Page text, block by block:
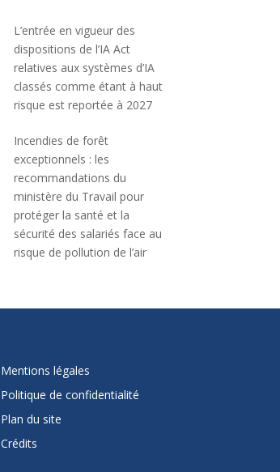
L’entrée en vigueur des
dispositions de l’IA Act
relatives aux systèmes d’IA
classés comme étant à haut
risque est reportée à 2027
Incendies de forêt
exceptionnels : les
recommandations du
ministère du Travail pour
protéger la santé et la
sécurité des salariés face au
risque de pollution de l’air
Mentions légales
Politique de confidentialité
Plan du site
Crédits